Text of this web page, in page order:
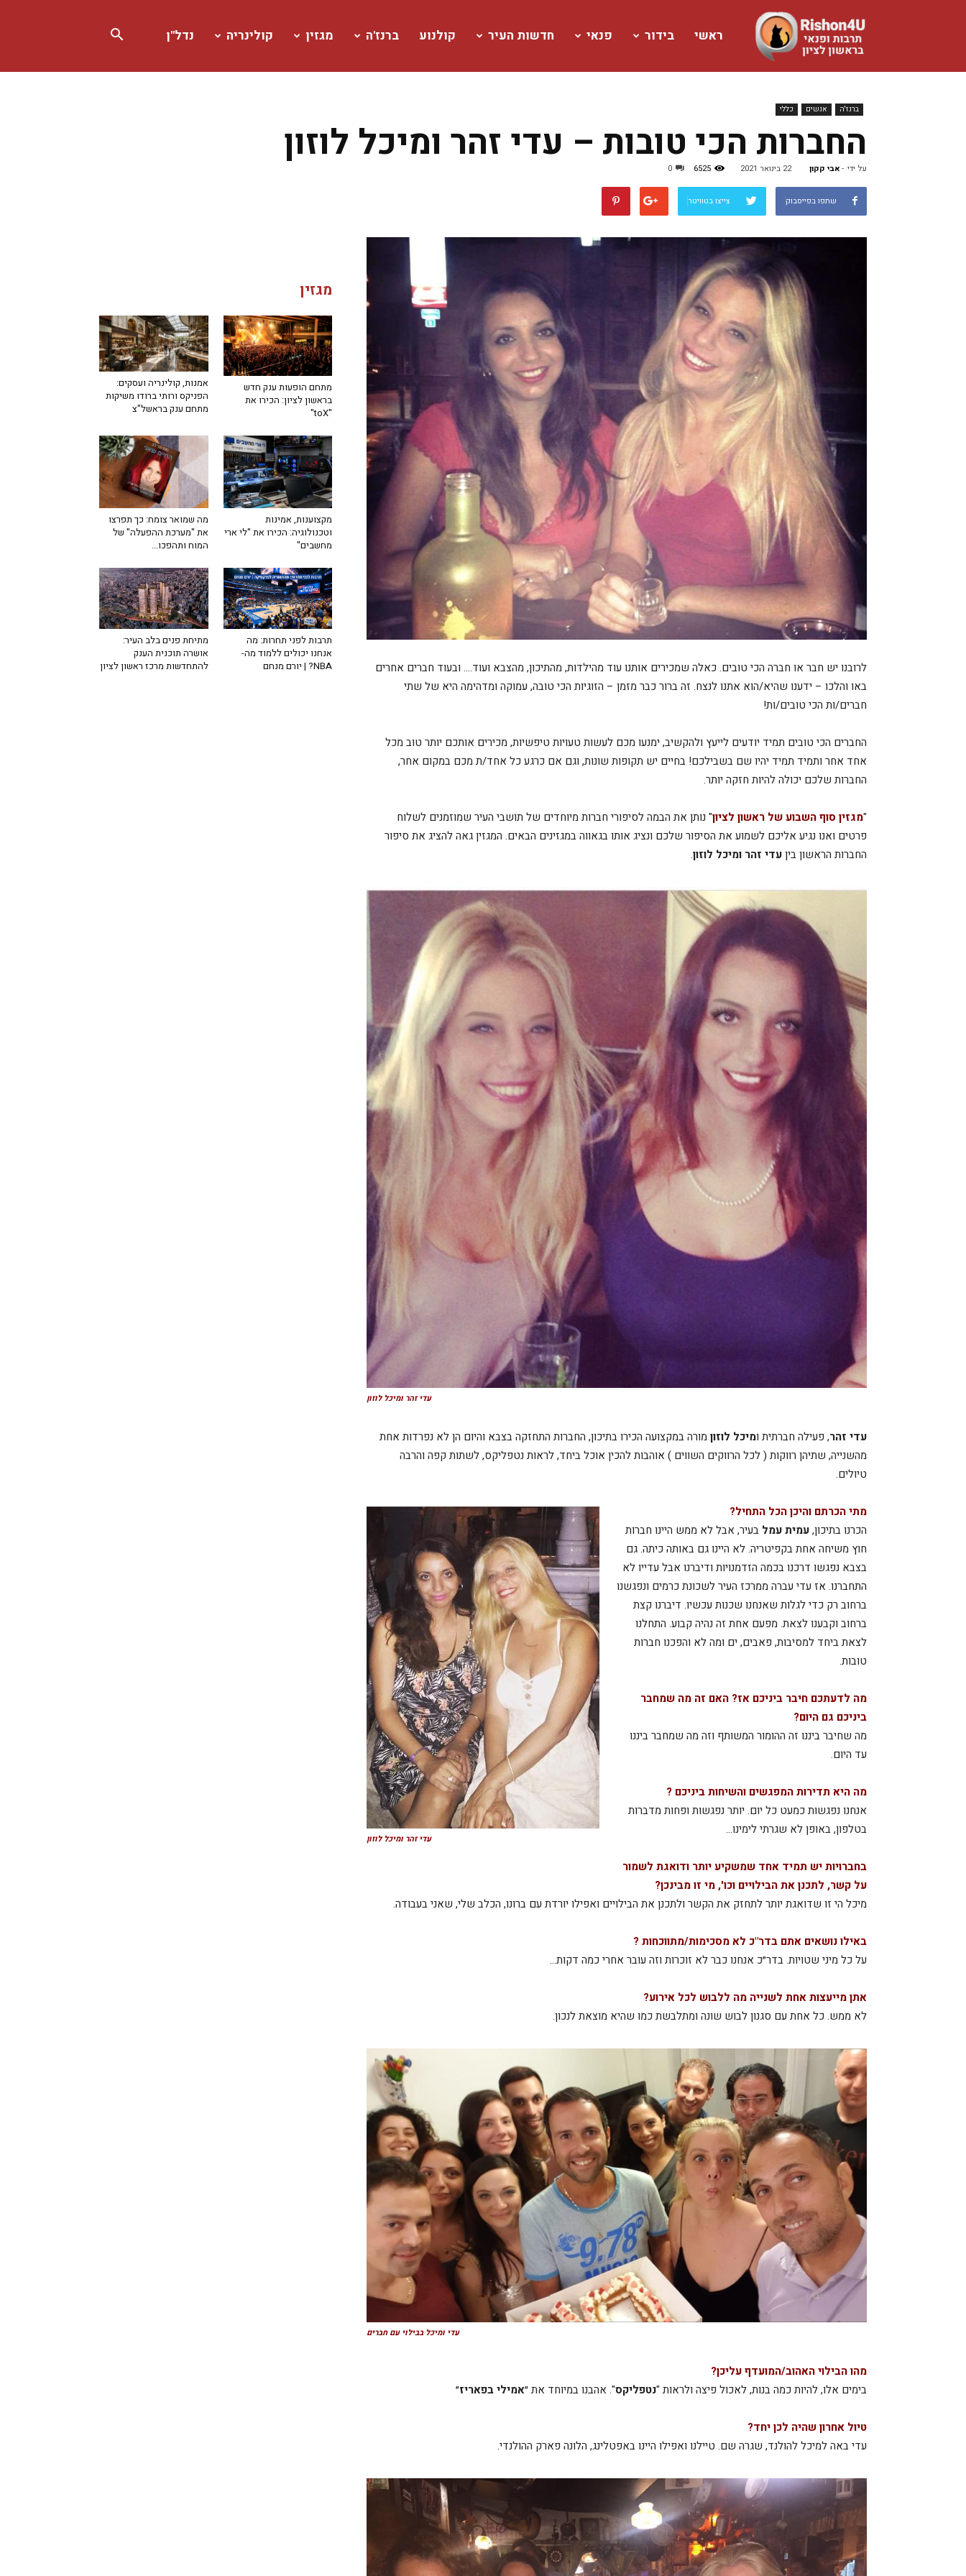
www.rishon4u.co.il
ראשי בידור פנאי חדשות העיר קולנוע ברנז'ה מגזין קולינריה נדל"ן
ברנז'ה אנשים כללי
החברות הכי טובות – עדי זהר ומיכל לוזון
על ידי אבי קקון- 22 בינואר 2021 6525
0
שתפו בפייסבוק צייצו בטוויטר
לרובנו יש חבר או חברה הכי טובים. כאלה שמכירים אותנו עוד מהילדות, מהתיכון, מהצבא ועוד…. ובעוד חברים אחרים
באו והלכו – ידענו שהיא/הוא אתנו לנצח. זה ברור כבר מזמן – הזוגיות הכי טובה, עמוקה ומדהימה היא של שתי
חברים/ות הכי טובים/ות!
החברים הכי טובים תמיד יודעים לייעץ ולהקשיב, ימנעו מכם לעשות טעויות טיפשיות, מכירים אותכם יותר טוב מכל
אחד אחר ותמיד תמיד יהיו שם בשבילכם! בחיים יש תקופות שונות, וגם אם כרגע כל אחד/ת מכם במקום אחר,
החברות שלכם יכולה להיות חזקה יותר.
"מגזין סוף השבוע של ראשון לציון" נותן את הבמה לסיפורי חברות מיוחדים של תושבי העיר שמוזמנים לשלוח
פרטים ואנו נגיע אליכם לשמוע את הסיפור שלכם ונציג אותו בגאווה במגזינים הבאים. המגזין גאה להציג את סיפור
החברות הראשון ביןעדי זהר ומיכל לוזון.
עדי זהר ומיכל לוזון
עדי זהר, פעילה חברתית ומיכל לוזון מורה במקצועה הכירו בתיכון, החברות התחזקה בצבא והיום הן לא נפרדות אחת
מהשנייה, שתיהן רווקות ( לכל הרווקים השווים ) אוהבות להכין אוכל ביחד, לראות נטפליקס, לשתות קפה והרבה
טיולים.
עדי זהר ומיכל לוזון
מתי הכרתם והיכן הכל התחיל?
הכרנו בתיכון,עמית עמל בעיר, אבל לא ממש היינו חברות
חוץ משיחה אחת בקפיטריה. לא היינו גם באותה כיתה. גם
בצבא נפגשו דרכנו בכמה הזדמנויות ודיברנו אבל עדייו לא
התחברנו. אז עדי עברה ממרכז העיר לשכונת כרמים ונפגשנו
ברחוב רק כדי לגלות שאנחנו שכנות עכשיו. דיברנו קצת
ברחוב וקבענו לצאת. מפעם אחת זה נהיה קבוע. התחלנו
לצאת ביחד למסיבות, פאבים, ים ומה לא והפכנו חברות
טובות.
מה לדעתכם חיבר ביניכם אז? האם זה מה שמחבר
ביניכם גם היום?
מה שחיבר ביננו זה ההומור המשותף וזה מה שמחבר ביננו
עד היום.
מה היא תדירות המפגשים והשיחות ביניכם ?
אנחנו נפגשות כמעט כל יום. יותר נפגשות ופחות מדברות
בטלפון, באופן לא שגרתי לימינו…
בחברויות יש תמיד אחד שמשקיע יותר ודואגת לשמור
על קשר, לתכנן את הבילויים וכו', מי זו מבינכן?
מיכל הי זו שדואגת יותר לתחזק את הקשר ולתכנן את הבילויים ואפילו יורדת עם ברונו, הכלב שלי, שאני בעבודה.
באילו נושאים אתם בדר"כ לא מסכימות/מתווכחות ?
על כל מיני שטויות. בדר״כ אנחנו כבר לא זוכרות וזה עובר אחרי כמה דקות…
אתן מייעצות אחת לשנייה מה ללבוש לכל אירוע?
לא ממש. כל אחת עם סגנון לבוש שונה ומתלבשת כמו שהיא מוצאת לנכון.
עדי ומיכל בבילוי עם חברים
מהו הבילוי האהוב/המועדף עליכן?
בימים אלו, להיות כמה בנות, לאכול פיצה ולראות "נטפליקס". אהבנו במיוחד את ״אמילי בפאריז״
טיול אחרון שהיה לכן יחד?
עדי באה למיכל להולנד, שגרה שם. טיילנו ואפילו היינו באפטלינג, הלונה פארק ההולנדי.
מגזין
אמנות, קולינריה ועסקים:
הפניקס ורותי ברודו משיקות
מתחם ענק בראשל"צ
מתחם הופעות ענק חדש
בראשון לציון: הכירו את
"toX"
מה שמואר צומח: כך תפרצו
את "מערכת ההפעלה" של
המוח ותהפכו...
מקצוענות, אמינות
וטכנולוגיה: הכירו את "לי ארי
מחשבים"
מתיחת פנים בלב העיר:
אושרה תוכנית הענק
להתחדשות מרכז ראשון לציון
תרבות לפני תחרות: מה
אנחנו יכולים ללמוד מה-
NBA? | יורם מנחם